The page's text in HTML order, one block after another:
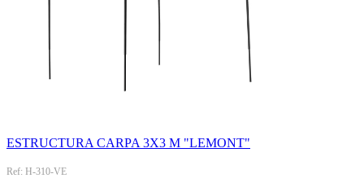
ESTRUCTURA CARPA 3X3 M "LEMONT"
Ref: H-310-VE